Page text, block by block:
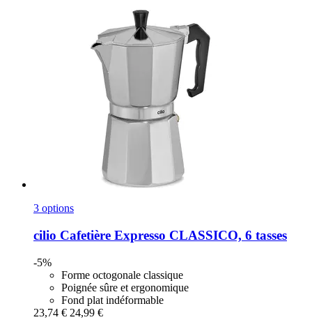
3 options
cilio Cafetière Expresso CLASSICO, 6 tasses
-5%
Forme octogonale classique
Poignée sûre et ergonomique
Fond plat indéformable
23,74 € 24,99 €